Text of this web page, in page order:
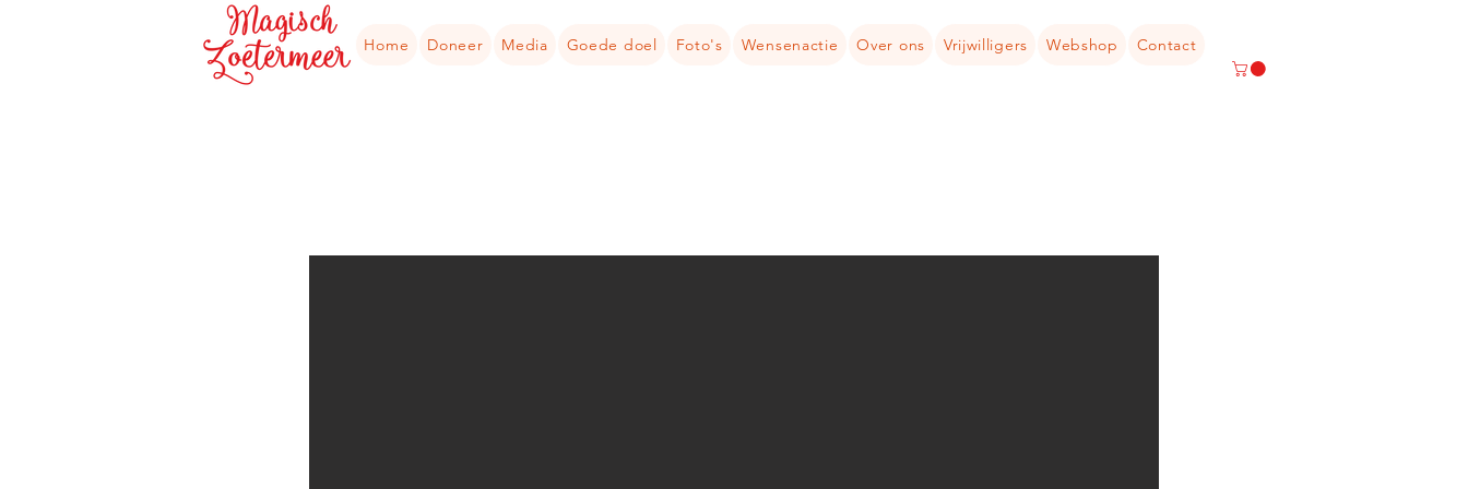
Home Doneer Media Goede doel Foto's Wensenactie Over ons Vrijwilligers Webshop Contact